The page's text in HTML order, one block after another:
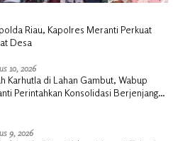
Riau, Kapolres Meranti Perkuat
Desa
10, 2026
Karhutla di Lahan Gambut, Wabup
Perintahkan Konsolidasi Berjenjang
9, 2026